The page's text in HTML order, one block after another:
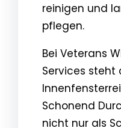
reinigen und
pflegen.
Bei Veterans
Services steht
Schonend
nicht nur als